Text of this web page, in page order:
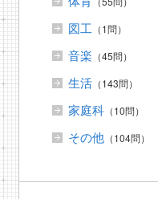
図工 （1問）
音楽 （45問）
生活（143問）
家庭科（10問）
その他（104問）